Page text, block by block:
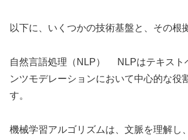
以下に、いくつかの技術基盤と、その根
自然言語処理（NLP） NLPはテキスト
ンツモデレーションにおいて中心的な役
す。
機械学習アルゴリズムは、文脈を理解し